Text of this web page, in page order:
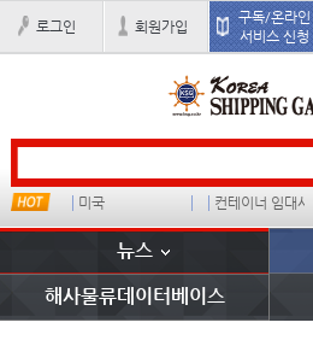
로그인 회원가입
구독/온라인
서비스 신청
미국 컨테이너 임대사
뉴스
해사물류데이터베이스